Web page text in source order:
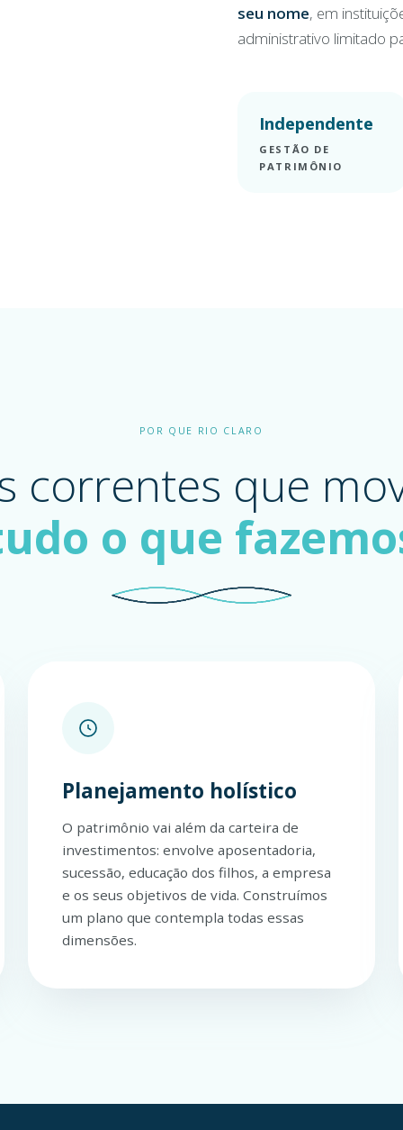
seu nome, em
administrativo limitado
Independente
GESTÃO DE
PATRIMÔNIO
POR QUE RIO CLARO
correntes que
o que
Planejamento holístico
O patrimônio vai além da carteira de
investimentos: envolve aposentadoria,
sucessão, educação dos filhos, a empresa
e os seus objetivos de vida. Construímos
um plano que contempla todas essas
dimensões.